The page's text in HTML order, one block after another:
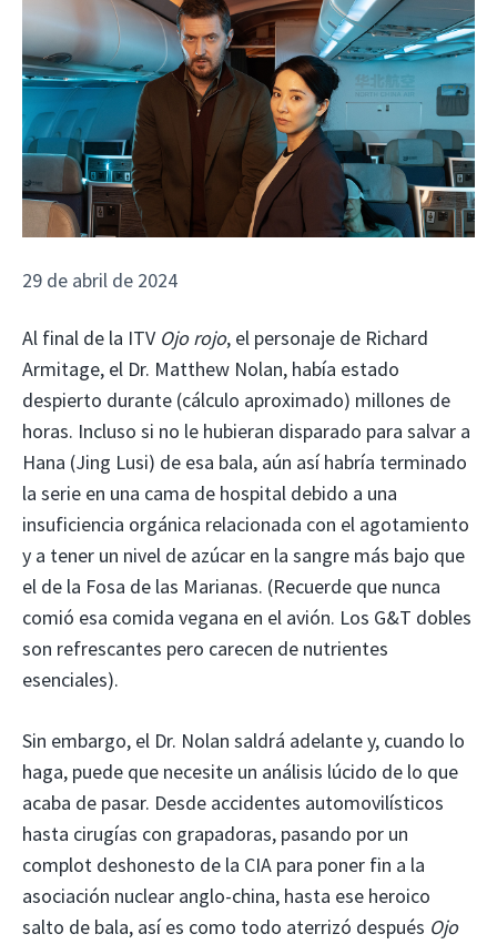
29 de abril de 2024
Al final de la ITV Ojo rojo, el personaje de Richard
Armitage, el Dr. Matthew Nolan, había estado
despierto durante (cálculo aproximado) millones de
horas. Incluso si no le hubieran disparado para salvar a
Hana (Jing Lusi) de esa bala, aún así habría terminado
la serie en una cama de hospital debido a una
insuficiencia orgánica relacionada con el agotamiento
y a tener un nivel de azúcar en la sangre más bajo que
el de la Fosa de las Marianas. (Recuerde que nunca
comió esa comida vegana en el avión. Los G&T dobles
son refrescantes pero carecen de nutrientes
esenciales).
Sin embargo, el Dr. Nolan saldrá adelante y, cuando lo
haga, puede que necesite un análisis lúcido de lo que
acaba de pasar. Desde accidentes automovilísticos
hasta cirugías con grapadoras, pasando por un
complot deshonesto de la CIA para poner fin a la
asociación nuclear anglo-china, hasta ese heroico
salto de bala, así es como todo aterrizó después Ojo